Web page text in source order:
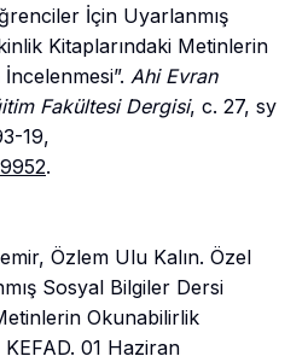
İçin Uyarlanmış
Kitaplarındaki Metinlerin
Ahi Evran
Fakültesi Dergisi, c. 27, sy
19,
.
Özlem Ulu Kalın. Özel
Sosyal Bilgiler Dersi
Okunabilirlik
KEFAD. 01 Haziran